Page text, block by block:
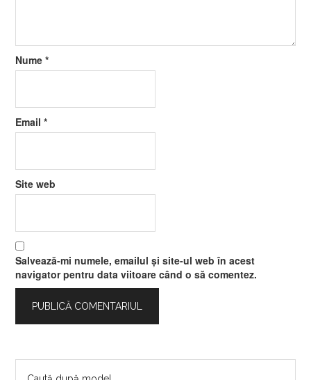
Nume*
Email*
Site web
Salvează-mi numele, emailul și site-ul web în acest
navigator pentru data viitoare când o să comentez.